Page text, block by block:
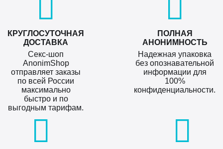
КРУГЛОСУТОЧНАЯ
ДОСТАВКА
Секс-шоп
AnonimShop
отправляет заказы
по всей России
максимально
быстро и по
выгодным тарифам.
ПОЛНАЯ
АНОНИМНОСТЬ
Надежная упаковка
без опознавательной
информации для
100%
конфиденциальности.